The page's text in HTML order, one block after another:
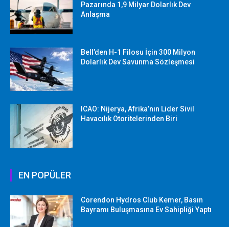
Pazarında 1,9 Milyar Dolarlık Dev
Anlaşma
Bell’den H-1 Filosu İçin 300 Milyon
Dolarlık Dev Savunma Sözleşmesi
ICAO: Nijerya, Afrika’nın Lider Sivil
Havacılık Otoritelerinden Biri
EN POPÜLER
Corendon Hydros Club Kemer, Basın
Bayramı Buluşmasına Ev Sahipliği Yaptı